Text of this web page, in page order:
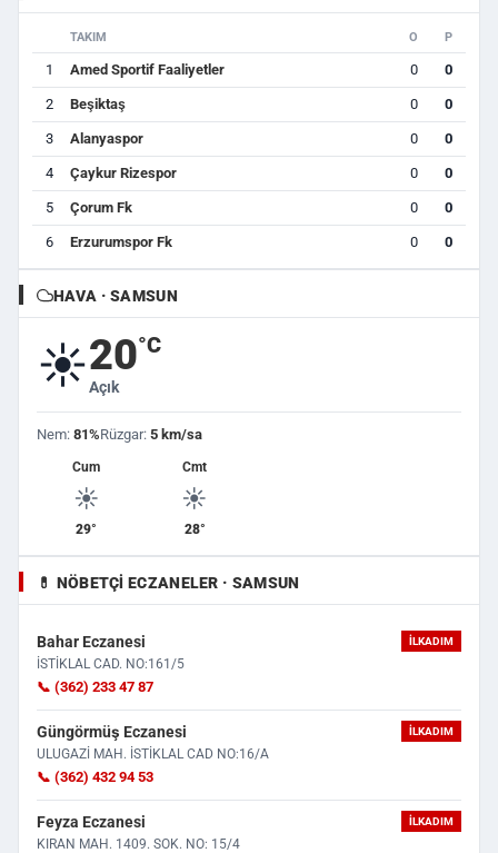
TAKIM O P
1 Amed Sportif Faaliyetler 0 0
2 Beşiktaş 0 0
3 Alanyaspor 0 0
4 Çaykur Rizespor 0 0
5 Çorum Fk 0 0
6 Erzurumspor Fk 0 0
HAVA · SAMSUN
☀️20°C
Açık
Nem: 81%Rüzgar: 5 km/sa
Cum
☀️
29°
Cmt
☀️
28°
💊 NÖBETÇI ECZANELER · SAMSUN
Bahar Eczanesi İLKADIM
İSTİKLAL CAD. NO:161/5
📞 (362) 233 47 87
Güngörmüş Eczanesi İLKADIM
ULUGAZİ MAH. İSTİKLAL CAD NO:16/A
📞 (362) 432 94 53
Feyza Eczanesi İLKADIM
KIRAN MAH. 1409. SOK. NO: 15/4